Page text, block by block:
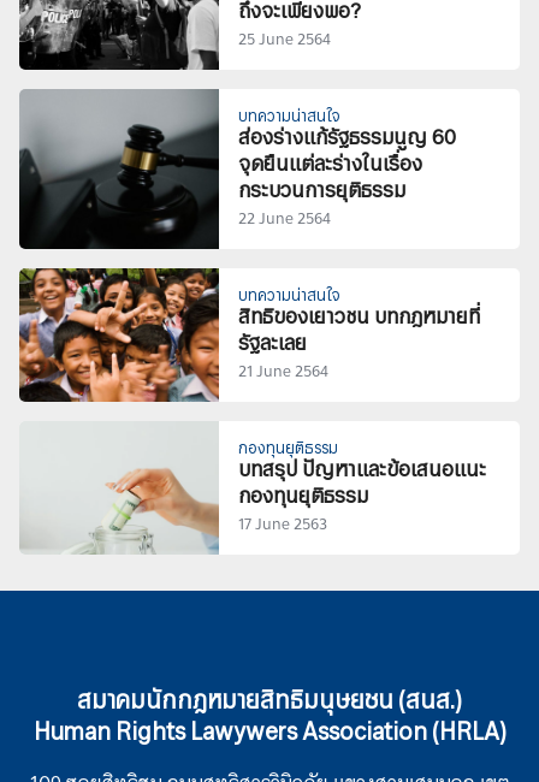
ถึงจะเพียงพอ?
25 June 2564
บทความน่าสนใจ
ส่องร่างแก้รัฐธรรมนูญ 60
จุดยืนแต่ละร่างในเรื่อง
กระบวนการยุติธรรม
22 June 2564
บทความน่าสนใจ
สิทธิของเยาวชน บทกฎหมายที่
รัฐละเลย
21 June 2564
กองทุนยุติธรรม
บทสรุป ปัญหาและข้อเสนอแนะ
กองทุนยุติธรรม
17 June 2563
สมาคมนักกฎหมายสิทธิมนุษยชน (สนส.)
Human Rights Lawywers Association (HRLA)